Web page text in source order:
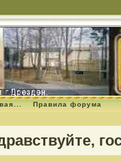
Правила форума